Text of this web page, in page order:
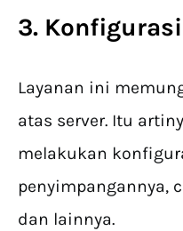
3.
Layanan ini
atas server. Itu
melakukan
penyimpangannya,
dan lainnya.